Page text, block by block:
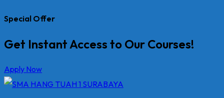
Special Offer
Get Instant Access to Our Courses!
Apply Now